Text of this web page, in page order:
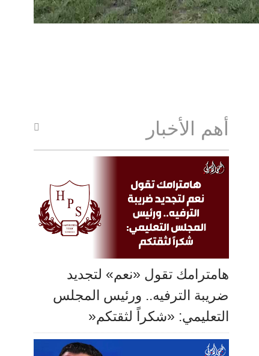
أهم الأخبار
هامترامك تقول «نعم» لتجديد
ضريبة الترفيه.. ورئيس المجلس
التعليمي: «شكراً لثقتكم«